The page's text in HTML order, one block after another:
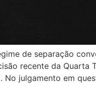
de separação
recente da Quarta
julgamento em